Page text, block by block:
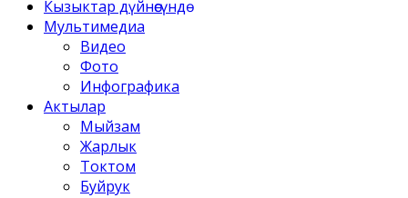
Кызыктар дүйнөсүндө
Мультимедиа
Видео
Фото
Инфографика
Актылар
Мыйзам
Жарлык
Токтом
Буйрук